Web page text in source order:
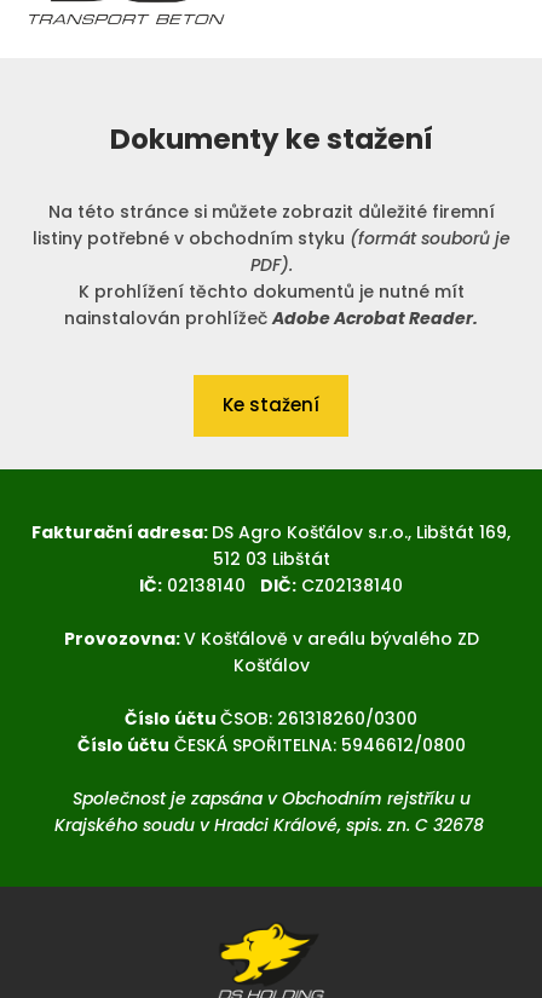
Dokumenty ke stažení
Na této stránce si můžete zobrazit důležité firemní
listiny potřebné v obchodním styku (formát souborů je
PDF).
K prohlížení těchto dokumentů je nutné mít
nainstalován prohlížečAdobe Acrobat Reader.
Ke stažení
Fakturační adresa: DS Agro Košťálov s.r.o., Libštát 169,
512 03 Libštát
IČ: 02138140 DIČ: CZ02138140
Provozovna:V Košťálově v areálu bývalého ZD
Košťálov
Číslo účtu ČSOB: 261318260/0300
Číslo účtu ČESKÁ SPOŘITELNA: 5946612/0800
Společnost je zapsána v Obchodním rejstříku u
Krajského soudu v Hradci Králové, spis. zn. C 32678